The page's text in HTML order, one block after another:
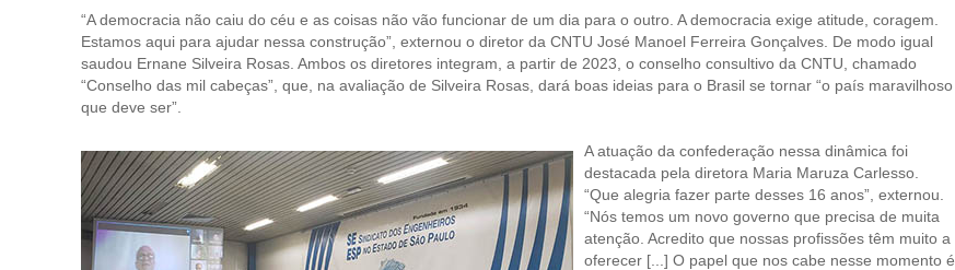
“A democracia não caiu do céu e as coisas não vão funcionar de um dia para o outro. A democracia exige atitude, coragem.
Estamos aqui para ajudar nessa construção”, externou o diretor da CNTU José Manoel Ferreira Gonçalves. De modo igual
saudou Ernane Silveira Rosas. Ambos os diretores integram, a partir de 2023, o conselho consultivo da CNTU, chamado
“Conselho das mil cabeças”, que, na avaliação de Silveira Rosas, dará boas ideias para o Brasil se tornar “o país maravilhoso
que deve ser”.
A atuação da confederação nessa dinâmica foi
destacada pela diretora Maria Maruza Carlesso.
“Que alegria fazer parte desses 16 anos”, externou.
“Nós temos um novo governo que precisa de muita
atenção. Acredito que nossas profissões têm muito a
oferecer [...] O papel que nos cabe nesse momento é